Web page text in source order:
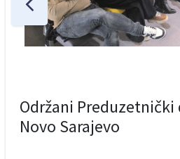
Održani Preduzetnički
Novo Sarajevo